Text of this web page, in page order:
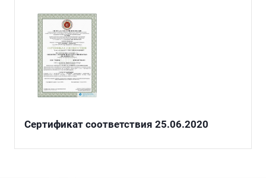
Сертификат соответствия 25.06.2020